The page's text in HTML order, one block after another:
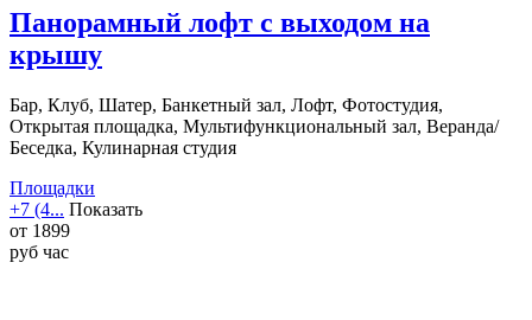
Панорамный лофт с выходом на
крышу
Бар, Клуб, Шатер, Банкетный зал, Лофт, Фотостудия,
Открытая площадка, Мультифункциональный зал, Веранда/
Беседка, Кулинарная студия
Площадки
+7 (4... Показать
от 1899
руб час